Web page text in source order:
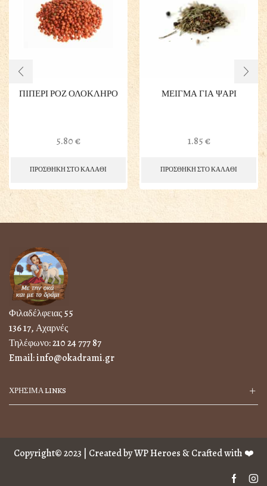
ΠΙΠΕΡΙ ΡΟΖ ΟΛΟΚΛΗΡΟ
5.80€
ΠΡΟΣΘΗΚΗ ΣΤΟ ΚΑΛΑΘΙ
ΜΕΙΓΜΑ ΓΙΑ ΨΑΡΙ
1.85€
ΠΡΟΣΘΗΚΗ ΣΤΟ ΚΑΛΑΘΙ
Φιλαδέλφειας 55
136 17, Αχαρνές
Τηλέφωνο:210 24 777 87
Email:info@okadrami.gr
ΧΡΗΣΙΜΑ LINKS
Copyright© 2023 | Created byWP Heroes & Crafted with ❤️